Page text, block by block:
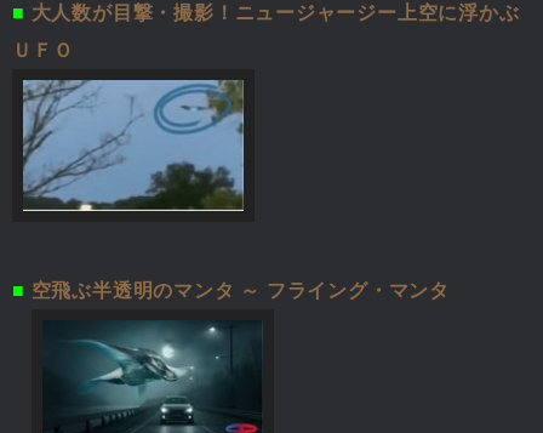
■ 大人数が目撃・撮影！ニュージャージー上空に浮かぶ
ＵＦＯ
■ 空飛ぶ半透明のマンタ ～ フライング・マンタ